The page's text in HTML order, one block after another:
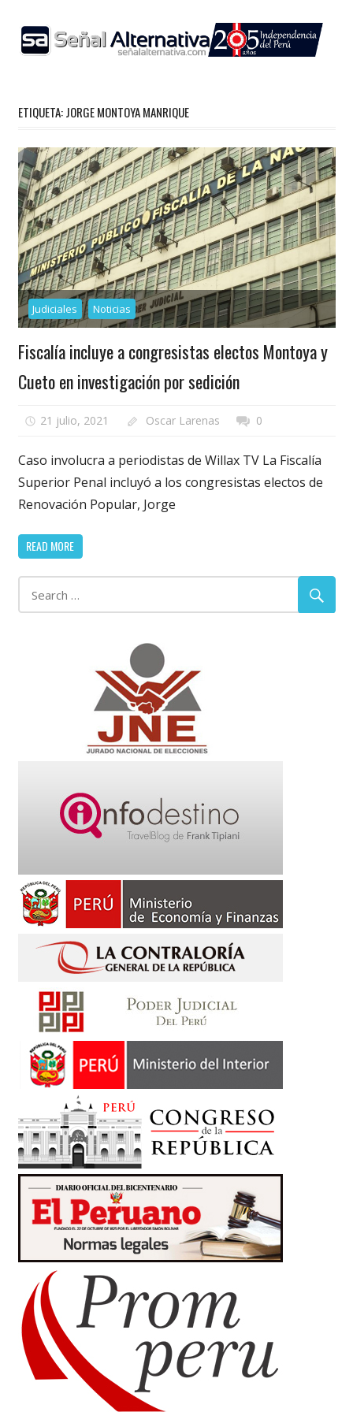
content
ETIQUETA:JORGE MONTOYA MANRIQUE
Judiciales Noticias
Fiscalía incluye a congresistas electos Montoya y
Cueto en investigación por sedición
21 julio, 2021 Oscar Larenas 0
Caso involucra a periodistas de Willax TV La Fiscalía
Superior Penal incluyó a los congresistas electos de
Renovación Popular, Jorge
READ MORE